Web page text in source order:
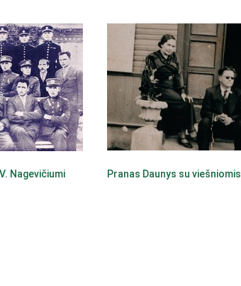
Nagevičiumi Pranas Daunys su viešniomis